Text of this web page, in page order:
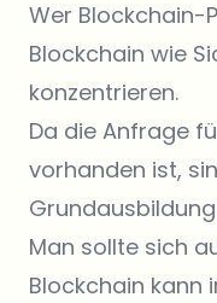
Wer Blockchain-
Blockchain wie
konzentrieren.
Da die Anfrage
vorhanden ist,
Man sollte sich
Blockchain kann